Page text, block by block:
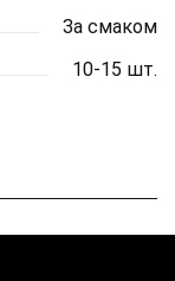
За смаком
10-15 шт.